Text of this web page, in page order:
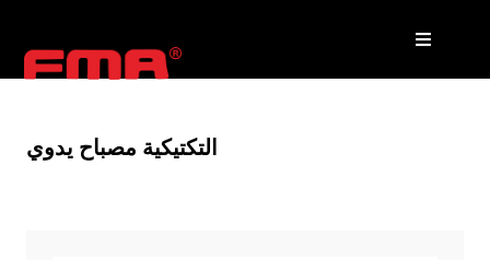
التكتيكية مصباح يدوي